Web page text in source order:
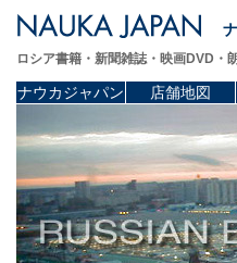
ロシア書籍・新聞雑誌・映画DVD
ナウカジャパン 店舗地図